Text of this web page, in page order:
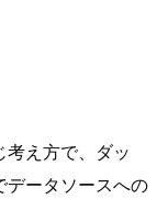
え方で、ダッ
データソースへの